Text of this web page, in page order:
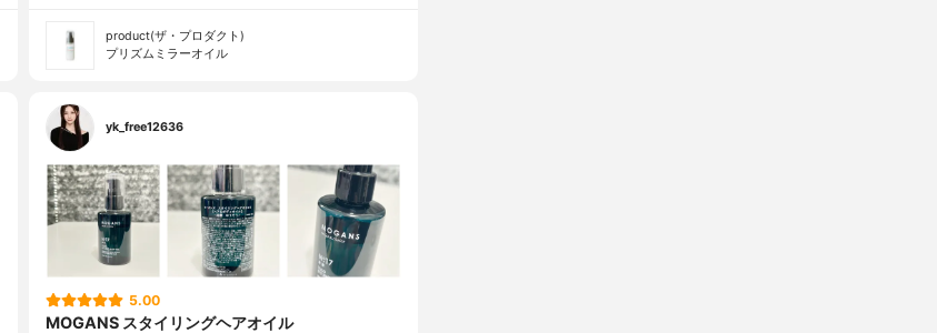
product(ザ・プロダクト)
プリズムミラーオイル
yk_free12636
5.00
MOGANS スタイリングヘアオイル